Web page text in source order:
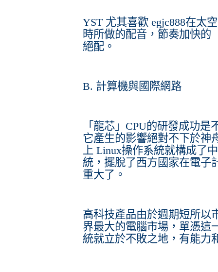
YST 尤其喜歡 egjc888在太
時所做的配音，節奏加快的
絕配。
B. 計算機與國際網路
「龍芯」CPU的研發成功
它產生的影響絕對不下於神
上 Linux操作系統就構成了
統，擺脫了西方國家在電子
重大了。
高科技產品由於週期短所以
界最大的電腦市場，單憑這
統就立於不敗之地，有能力